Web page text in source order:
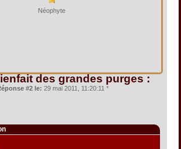
Néophyte
des grandes purges :
#2 le: 29 mai 2011, 11:20:11 *